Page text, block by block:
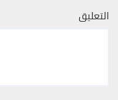
التعليق